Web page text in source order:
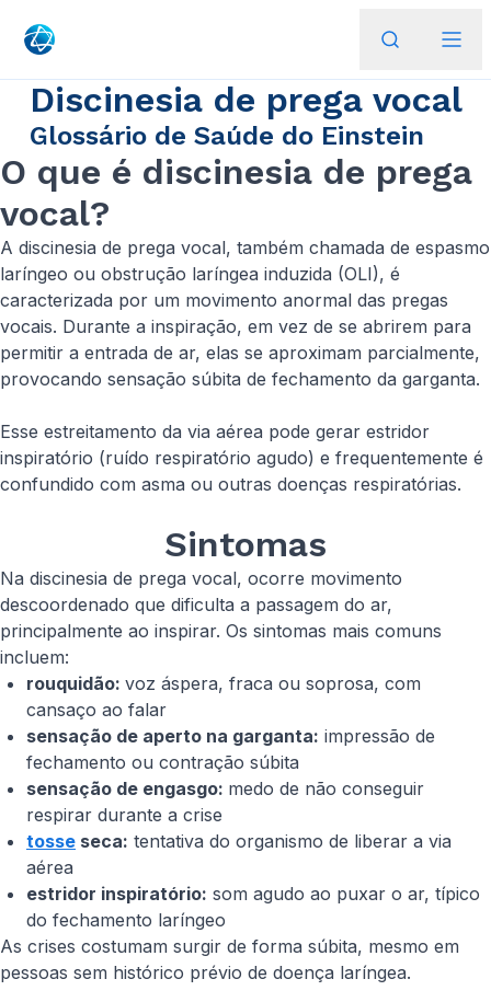
Discinesia de prega vocal
Glossário de Saúde do Einstein
O que é discinesia de prega
vocal?
A discinesia de prega vocal, também chamada de espasmo
laríngeo ou obstrução laríngea induzida (OLI), é
caracterizada por um movimento anormal das pregas
vocais. Durante a inspiração, em vez de se abrirem para
permitir a entrada de ar, elas se aproximam parcialmente,
provocando sensação súbita de fechamento da garganta.
Esse estreitamento da via aérea pode gerar estridor
inspiratório (ruído respiratório agudo) e frequentemente é
confundido com asma ou outras doenças respiratórias.
Sintomas
Na discinesia de prega vocal, ocorre movimento
descoordenado que dificulta a passagem do ar,
principalmente ao inspirar. Os sintomas mais comuns
incluem:
rouquidão: voz áspera, fraca ou soprosa, com
cansaço ao falar
sensação de aperto na garganta: impressão de
fechamento ou contração súbita
sensação de engasgo: medo de não conseguir
respirar durante a crise
tosse seca: tentativa do organismo de liberar a via
aérea
estridor inspiratório: som agudo ao puxar o ar, típico
do fechamento laríngeo
As crises costumam surgir de forma súbita, mesmo em
pessoas sem histórico prévio de doença laríngea.